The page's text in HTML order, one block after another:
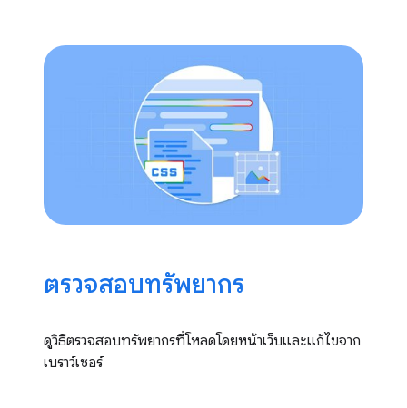
ตรวจสอบทรัพยากร
ดูวิธีตรวจสอบทรัพยากรที่โหลดโดยหน้าเว็บและแก้ไขจาก
เบราว์เซอร์